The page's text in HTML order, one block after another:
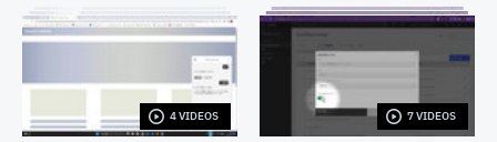
NOVEMBER 10, 2021
CP4D「Watson Knowledge Catalog」を利用したエ
ンタープライズ・データガバナンス (動画6：データの
探索)
NOVEMBER 10, 2021
4 VIDEOS 7 VIDEOS